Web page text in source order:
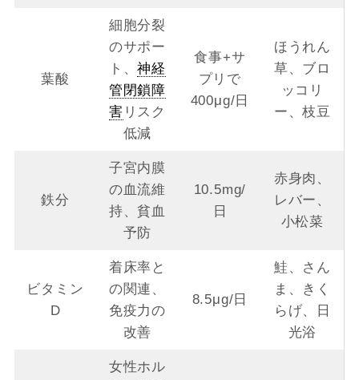
葉酸
細胞分裂
のサポー
ト、神経
管閉鎖障
害 リスク
低減
食事+サ
プリで
400μg/日
ほうれん
草、ブロ
ッコリ
ー、枝豆
鉄分
子宮内膜
の血流維
持、貧血
予防
10.5mg/
日
赤身肉、
レバー、
小松菜
ビタミン
D
着床率と
の関連、
免疫力の
改善
8.5μg/日
鮭、さん
ま、きく
らげ、日
光浴
女性ホル